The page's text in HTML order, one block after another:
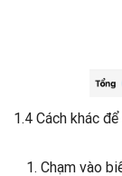
1.4 Cách khác
Chạm vào